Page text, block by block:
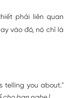
phải liên quan
vào đó, nó chỉ là
telling you about."